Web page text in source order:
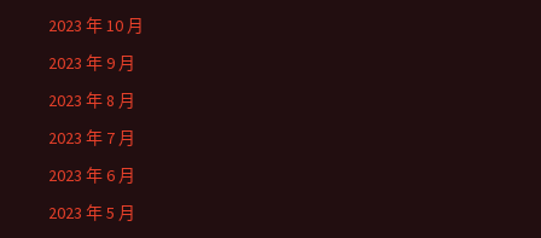
2023 年 10 月
2023 年 9 月
2023 年 8 月
2023 年 7 月
2023 年 6 月
2023 年 5 月